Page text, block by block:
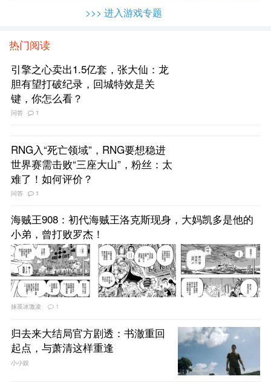
>>> 进入游戏专题
热门阅读
引擎之心卖出1.5亿套，张大仙：龙
胆有望打破纪录，回城特效是关
键，你怎么看？
问答 1
RNG入“死亡领域”，RNG要想稳进
世界赛需击败“三座大山”，粉丝：太
难了！如何评价？
问答 1
海贼王908：初代海贼王洛克斯现身，大妈凯多是他的
小弟，曾打败罗杰！
抹茶冰激凌 1
归去来大结局官方剧透：书澈重回
起点，与萧清这样重逢
小小娱